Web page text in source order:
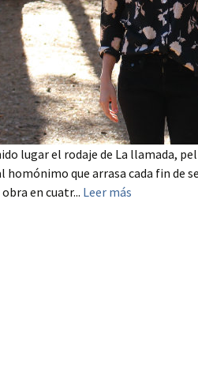
lugar el rodaje de La llamada,
homónimo que arrasa cada fin de
en cuatr... Leer más